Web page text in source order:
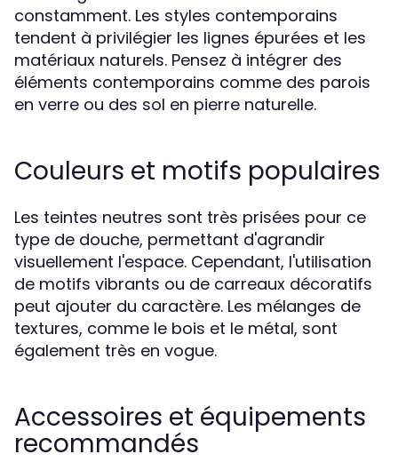
constamment. Les styles contemporains
tendent à privilégier les lignes épurées et les
matériaux naturels. Pensez à intégrer des
éléments contemporains comme des parois
en verre ou des sol en pierre naturelle.
Couleurs et motifs populaires
Les teintes neutres sont très prisées pour ce
type de douche, permettant d'agrandir
visuellement l'espace. Cependant, l'utilisation
de motifs vibrants ou de carreaux décoratifs
peut ajouter du caractère. Les mélanges de
textures, comme le bois et le métal, sont
également très en vogue.
Accessoires et équipements
recommandés